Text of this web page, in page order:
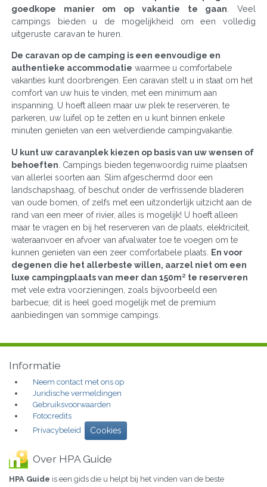
goedkope manier om op vakantie te gaan . Veel
campings bieden u de mogelijkheid om een volledig
uitgeruste caravan te huren.
De caravan op de camping is een eenvoudige en
authentieke accommodatie waarmee u comfortabele
vakanties kunt doorbrengen. Een caravan stelt u in staat om het
comfort van uw huis te vinden, met een minimum aan
inspanning. U hoeft alleen maar uw plek te reserveren, te
parkeren, uw luifel op te zetten en u kunt binnen enkele
minuten genieten van een welverdiende campingvakantie.
U kunt uw caravanplek kiezen op basis van uw wensen of
behoeften . Campings bieden tegenwoordig ruime plaatsen
van allerlei soorten aan. Slim afgeschermd door een
landschapshaag, of beschut onder de verfrissende bladeren
van oude bomen, of zelfs met een uitzonderlijk uitzicht aan de
rand van een meer of rivier, alles is mogelijk! U hoeft alleen
maar te vragen en bij het reserveren van de plaats, elektriciteit,
wateraanvoer en afvoer van afvalwater toe te voegen om te
kunnen genieten van een zeer comfortabele plaats. En voor
degenen die het allerbeste willen, aarzel niet om een
luxe campingplaats van meer dan 150m² te reserveren
met vele extra voorzieningen, zoals bijvoorbeeld een
barbecue; dit is heel goed mogelijk met de premium
aanbiedingen van sommige campings.
Informatie
Neem contact met ons op
Juridische vermeldingen
Gebruiksvoorwaarden
Fotocredits
Privacybeleid
Cookies
Over HPA Guide
HPA Guide is een gids die u helpt bij het vinden van de beste